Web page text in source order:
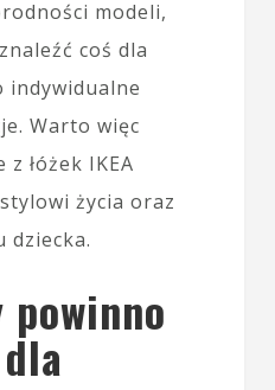
modeli,
coś dla
indywidualne
Warto więc
łóżek IKEA
życia oraz
dziecka.